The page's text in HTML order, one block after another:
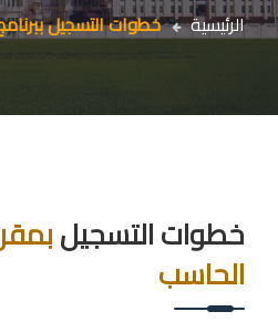
الرئيسية خطوات التسجيل
خطوات التسجيل
الحاسب